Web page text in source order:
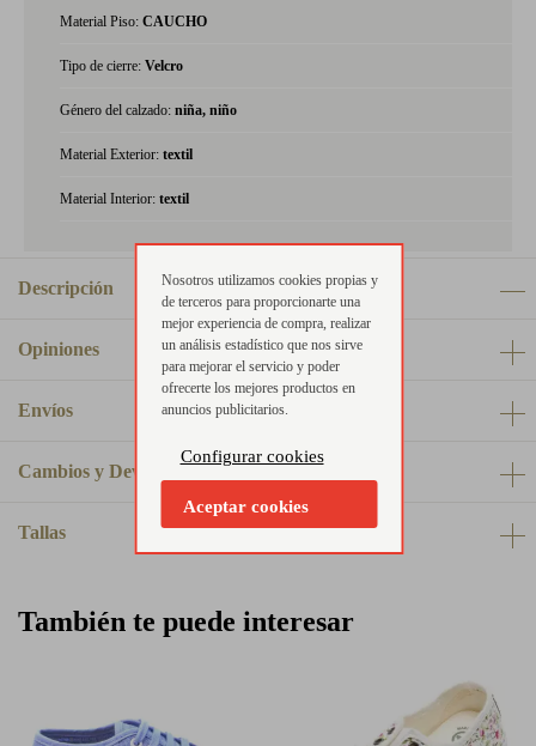
Material Piso: CAUCHO
Tipo de cierre: Velcro
Género del calzado: niña, niño
Material Exterior: textil
Material Interior: textil
Descripción
Opiniones
Envíos
Cambios y Devoluciones
Tallas
También te puede interesar
Nosotros utilizamos cookies propias y
de terceros para proporcionarte una
mejor experiencia de compra, realizar
un análisis estadístico que nos sirve
para mejorar el servicio y poder
ofrecerte los mejores productos en
anuncios publicitarios.
Configurar cookies
Aceptar cookies